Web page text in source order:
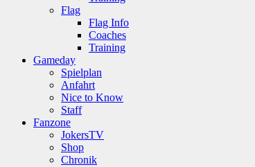
Flag
Flag Info
Coaches
Training
Gameday
Spielplan
Anfahrt
Nice to Know
Staff
Fanzone
JokersTV
Shop
Chronik